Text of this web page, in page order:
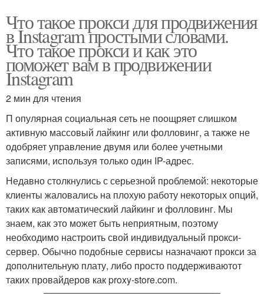
Что такое прокси для продвижения
в Instagram простыми словами.
Что такое прокси и как это
поможет вам в продвижении
Instagram
2 мин для чтения
П опулярная социальная сеть не поощряет слишком
активную массовый лайкинг или фолловинг, а также не
одобряет управление двумя или более учетными
записями, используя только один IP-адрес.
Недавно столкнулись с серьезной проблемой: некоторые
клиенты жаловались на плохую работу некоторых опций,
таких как автоматический лайкинг и фолловинг. Мы
знаем, как это может быть неприятным, поэтому
необходимо настроить свой индивидуальный прокси-
сервер. Обычно подобные сервисы назначают прокси за
дополнительную плату, либо просто поддерживаютот
таких провайдеров как proxy-store.com.